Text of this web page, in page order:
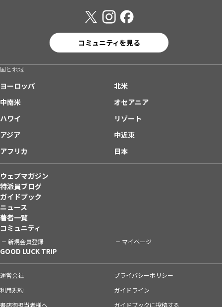
コミュニティを見る
国と地域
ヨーロッパ
北米
中南米
オセアニア
ハワイ
リゾート
アジア
中近東
アフリカ
日本
ウェブマガジン
特派員ブログ
ガイドブック
ニュース
著者一覧
コミュニティ
新規会員登録 マイページ
GOOD LUCK TRIP
運営会社
プライバシーポリシー
利用規約
ガイドライン
書店御担当者様へ
ガイドブックに投稿する